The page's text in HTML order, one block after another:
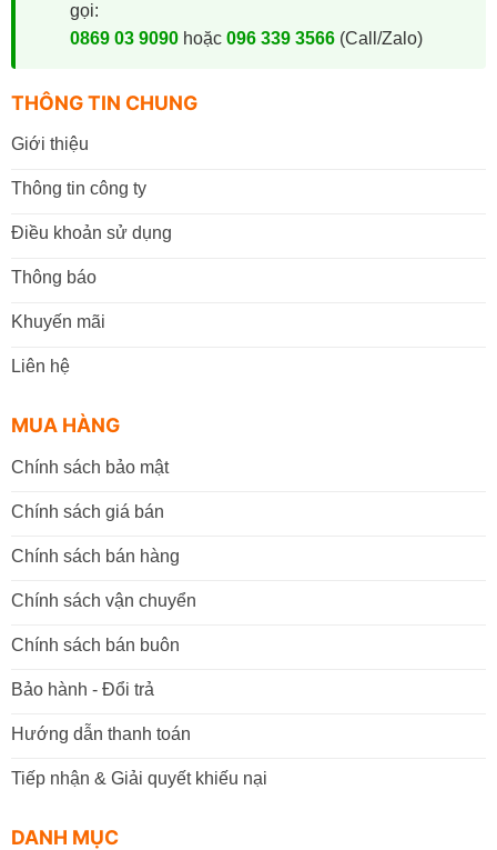
gọi:
0869 03 9090hoặc 096 339 3566(Call/Zalo)
THÔNG TIN CHUNG
Giới thiệu
Thông tin công ty
Điều khoản sử dụng
Thông báo
Khuyến mãi
Liên hệ
MUA HÀNG
Chính sách bảo mật
Chính sách giá bán
Chính sách bán hàng
Chính sách vận chuyển
Chính sách bán buôn
Bảo hành - Đổi trả
Hướng dẫn thanh toán
Tiếp nhận & Giải quyết khiếu nại
DANH MỤC